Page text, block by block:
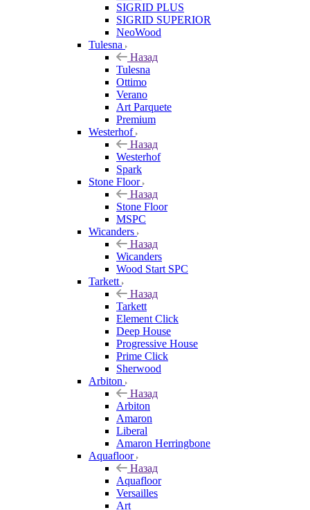
SIGRID PLUS
SIGRID SUPERIOR
NeoWood
Tulesna
Назад
Tulesna
Ottimo
Verano
Art Parquete
Premium
Westerhof
Назад
Westerhof
Spark
Stone Floor
Назад
Stone Floor
MSPC
Wicanders
Назад
Wicanders
Wood Start SPC
Tarkett
Назад
Tarkett
Element Click
Deep House
Progressive House
Prime Click
Sherwood
Arbiton
Назад
Arbiton
Amaron
Liberal
Amaron Herringbone
Aquafloor
Назад
Aquafloor
Versailles
Art